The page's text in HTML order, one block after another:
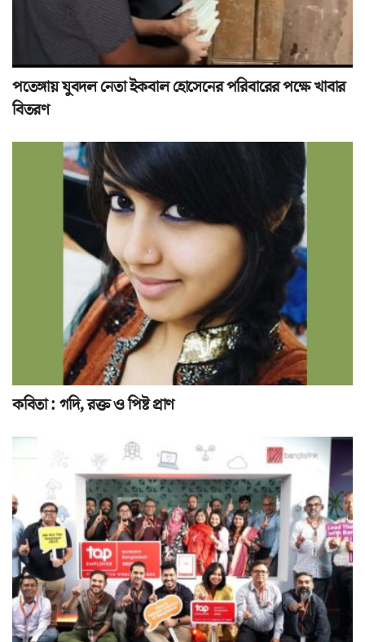
পতেঙ্গায় যুবদল নেতা ইকবাল হোসেনের পরিবারের পক্ষে খাবার
বিতরণ
কবিতা : গদি, রক্ত ও পিষ্ট প্রাণ